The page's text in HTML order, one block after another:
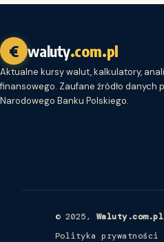
€ waluty.com.pl
Aktualne kursy walut, kalkulatory,
finansowego. Zaufane źródło danych
Narodowego Banku Polskiego.
© 2025, Waluty.com.pl
Polityka prywatności